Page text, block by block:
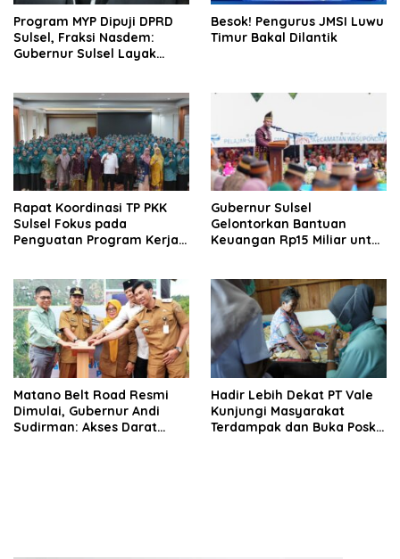
Program MYP Dipuji DPRD
Sulsel, Fraksi Nasdem:
Gubernur Sulsel Layak
Besok! Pengurus JMSI Luwu
Timur Bakal Dilantik
Rapat Koordinasi TP PKK
Sulsel Fokus pada
Penguatan Program Kerja
Gubernur Sulsel
Gelontorkan Bantuan
Keuangan Rp15 Miliar untuk
Matano Belt Road Resmi
Dimulai, Gubernur Andi
Sudirman: Akses Darat
Hadir Lebih Dekat PT Vale
Kunjungi Masyarakat
Terdampak dan Buka Posko